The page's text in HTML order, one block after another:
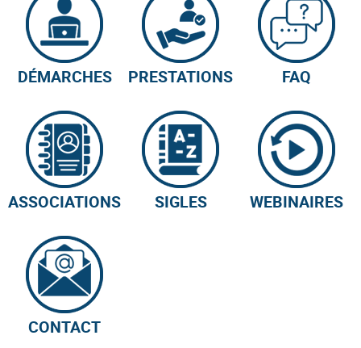
DÉMARCHES PRESTATIONS FAQ
ASSOCIATIONS SIGLES WEBINAIRES
CONTACT